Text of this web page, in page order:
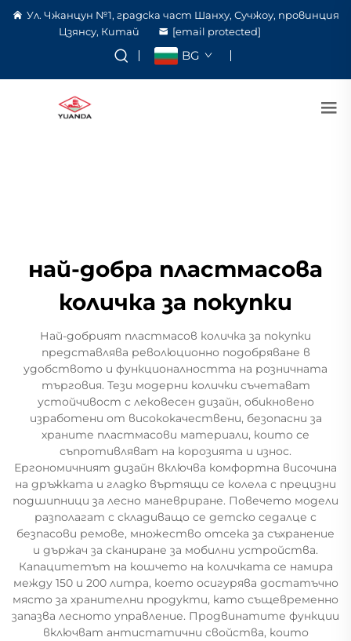
Ул. Чжанцун №1, градска част Шанху, Сучжоу, провинция
Цзянсу, Китай
[email protected]
BG
най-добра пластмасова
количка за покупки
Най-добрият пластмасов количка за покупки
представлява революционно подобряване в
удобството и функционалността на розничната
търговия. Тези модерни колички съчетават
устойчивост с лековесен дизайн, обикновено
изработени от висококачествени, безопасни за
храните пластмасови материали, които се
съпротивляват на корозията и износ.
Ергономичният дизайн включва комфортна височина
на дръжката и гладко въртящи се колела с прецизни
подшипници за лесно маневриране. Повечето модели
разполагат с складиващо се детско седалце с
безпасови ремове, множество отсека за съхранение
и държач за сканиране за мобилни устройства.
Капацитетът на кошчето на количката се намира
между 150 и 200 литра, което осигурява достатъчно
място за хранителни продукти, като същевременно
запазва лесното управление. Продвинатите функции
включват антистатични свойства, които